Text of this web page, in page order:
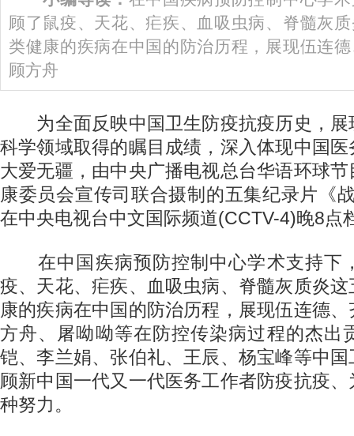
顾了鼠疫、天花、疟疾、血吸虫病、脊髓灰
类健康的疾病在中国的防治历程，展现伍连
顾方舟
为全面反映中国卫生防疫抗疫历史，展
科学领域取得的瞩目成绩，深入体现中国
大爱无疆，由中央广播电视总台华语环球
康委员会宣传司联合摄制的五集纪录片《
在中央电视台中文国际频道(CCTV-4)晚8点
在中国疾病预防控制中心学术支持下
疫、天花、疟疾、血吸虫病、脊髓灰质炎
康的疾病在中国的防治历程，展现伍连德
方舟、屠呦呦等在防控传染病过程的杰出
铠、李兰娟、张伯礼、王辰、杨宝峰等中
顾新中国一代又一代医务工作者防疫抗疫
种努力。